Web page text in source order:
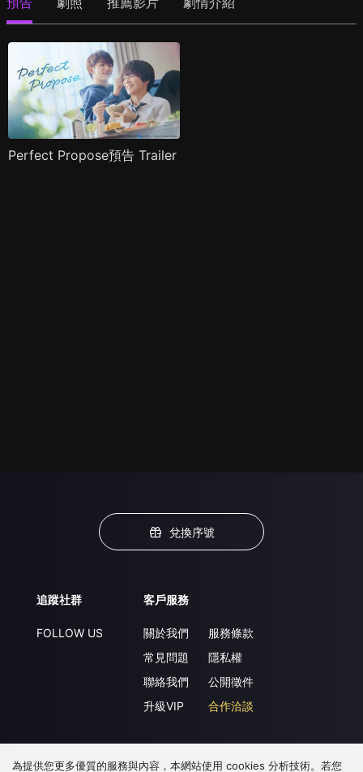
Perfect Propose預告 Trailer
兌換序號
追蹤社群
FOLLOW US
客戶服務
關於我們
常見問題
聯絡我們
升級VIP
服務條款
隱私權
公開徵件
合作洽談
下載 APP
為提供您更多優質的服務與內容，本網站使用 cookies 分析技術。若您